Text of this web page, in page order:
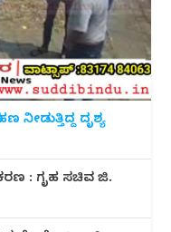
ನೀಡುತ್ತಿದ್ದ ದೃಶ್ಯ
: ಗೃಹ ಸಚಿವ ಜಿ.